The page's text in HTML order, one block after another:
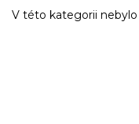
V této kategorii nebylo